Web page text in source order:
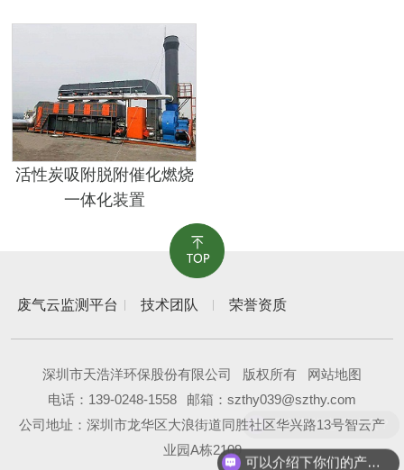
活性炭吸附脱附催化燃烧
一体化装置
废气云监测平台 技术团队 荣誉资质
深圳市天浩洋环保股份有限公司 版权所有
网站地图
电话： 139-0248-1558
邮箱：szthy039@szthy.com
公司地址：深圳市龙华区大浪街道同胜社区华兴路13号智云产
业园A栋2109
可以介绍下你们的产品么？
现在有优惠活动么？